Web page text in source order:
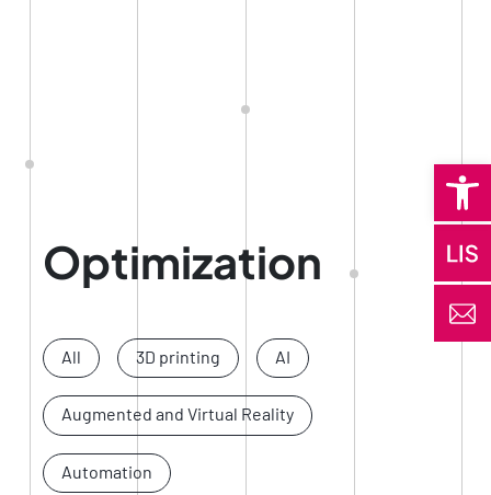
Optimization
All 3D printing AI
Augmented and Virtual Reality
Automation